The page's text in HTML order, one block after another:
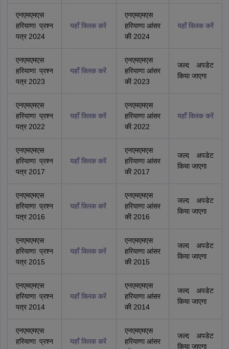
एनएमएमएस
हरियाणा प्रश्न
पत्र 2024
यहाँ क्लिक करें
एनएमएमएस
हरियाणा आंसर
की 2024
यहाँ क्लिक करें
एनएमएमएस
हरियाणा प्रश्न
पत्र 2023
यहाँ क्लिक करें
एनएमएमएस
हरियाणा आंसर
की 2023
जल्द अपडेट
किया जाएगा
एनएमएमएस
हरियाणा प्रश्न
पत्र 2022
यहाँ क्लिक करें
एनएमएमएस
हरियाणा आंसर
की 2022
यहाँ क्लिक करें
एनएमएमएस
हरियाणा प्रश्न
पत्र 2017
यहाँ क्लिक करें
एनएमएमएस
हरियाणा आंसर
की 2017
जल्द अपडेट
किया जाएगा
एनएमएमएस
हरियाणा प्रश्न
पत्र 2016
यहाँ क्लिक करें
एनएमएमएस
हरियाणा आंसर
की 2016
जल्द अपडेट
किया जाएगा
एनएमएमएस
हरियाणा प्रश्न
पत्र 2015
यहाँ क्लिक करें
एनएमएमएस
हरियाणा आंसर
की 2015
जल्द अपडेट
किया जाएगा
एनएमएमएस
हरियाणा प्रश्न
पत्र 2014
यहाँ क्लिक करें
एनएमएमएस
हरियाणा आंसर
की 2014
जल्द अपडेट
किया जाएगा
एनएमएमएस
हरियाणा प्रश्न
यहाँ क्लिक करें
एनएमएमएस
हरियाणा आंसर
जल्द अपडेट
किया जाएगा